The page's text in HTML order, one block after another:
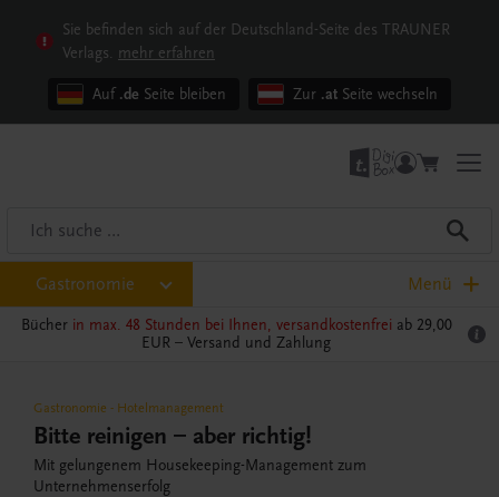
Sie befinden sich auf der Deutschland-Seite des TRAUNER
Verlags. mehr erfahren
Auf .de Seite bleiben Zur .at Seite wechseln
Gastronomie Menü
Bücher in max. 48 Stunden bei Ihnen, versandkostenfrei ab 29,00
EUR – Versand und Zahlung
Gastronomie - Hotelmanagement
Bitte reinigen – aber richtig!
Mit gelungenem Housekeeping-Management zum
Unternehmenserfolg